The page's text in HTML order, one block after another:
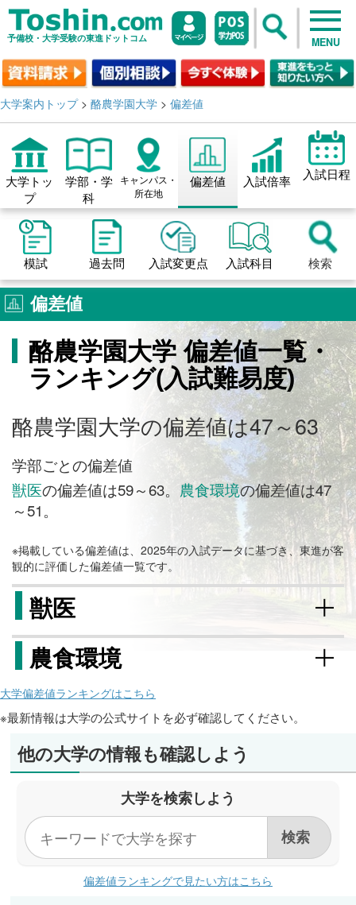
予備校・大学受験の東進ドットコム MENU
大学案内トップ> 酪農学園大学 > 偏差値
大学トッ
プ
学部・学
科
キャンパス・
所在地
偏差値 入試倍率 入試日程
模試 過去問 入試変更点 入試科目 検索
偏差値
酪農学園大学 偏差値一覧・
ランキング(入試難易度)
酪農学園大学の偏差値は47～63
学部ごとの偏差値
獣医の偏差値は59～63。 農食環境の偏差値は47
～51。
※掲載している偏差値は、2025年の入試データに基づき、東進が客
観的に評価した偏差値一覧です。
獣医
農食環境
大学偏差値ランキングはこちら
※最新情報は大学の公式サイトを必ず確認してください。
他の大学の情報も確認しよう
大学を検索しよう
偏差値ランキングで見たい方はこちら